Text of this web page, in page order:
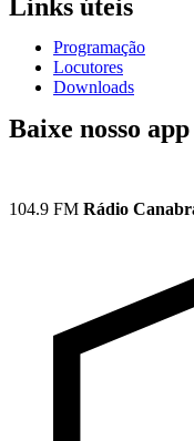
Links úteis
Programação
Locutores
Downloads
Baixe nosso app
104.9 FM Rádio